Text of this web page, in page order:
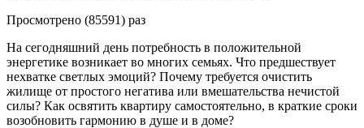
Просмотрено (85591) раз
На сегодняшний день потребность в положительной
энергетике возникает во многих семьях. Что предшествует
нехватке светлых эмоций? Почему требуется очистить
жилище от простого негатива или вмешательства нечистой
силы? Как освятить квартиру самостоятельно, в краткие сроки
возобновить гармонию в душе и в доме?